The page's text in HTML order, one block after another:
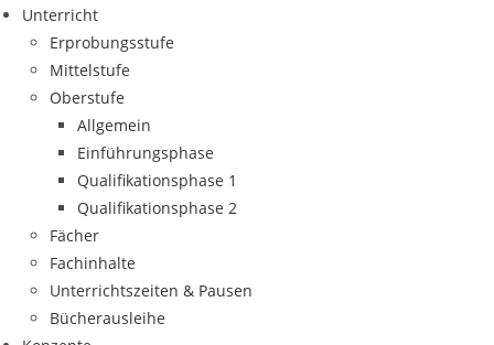
Unterricht
Erprobungsstufe
Mittelstufe
Oberstufe
Allgemein
Einführungsphase
Qualifikationsphase 1
Qualifikationsphase 2
Fächer
Fachinhalte
Unterrichtszeiten & Pausen
Bücherausleihe